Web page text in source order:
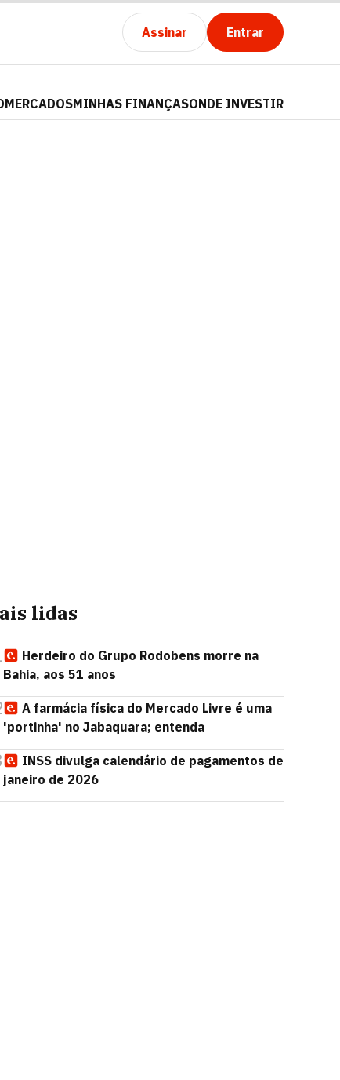
Assinar Entrar
MERCADOSMINHAS FINANÇASONDE INVESTIR
lidas
Herdeiro do Grupo Rodobens morre na
Bahia, aos 51 anos
A farmácia física do Mercado Livre é uma
'portinha' no Jabaquara; entenda
INSS divulga calendário de pagamentos de
janeiro de 2026